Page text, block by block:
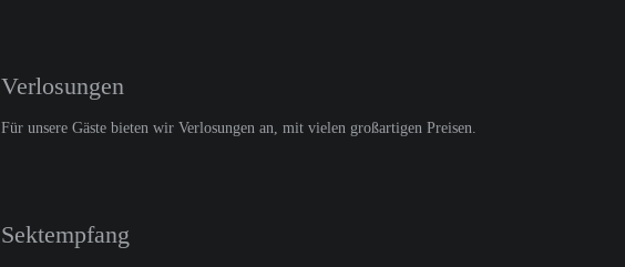
Verlosungen
Für unsere Gäste bieten wir Verlosungen an, mit vielen großartigen Preisen.
Sektempfang